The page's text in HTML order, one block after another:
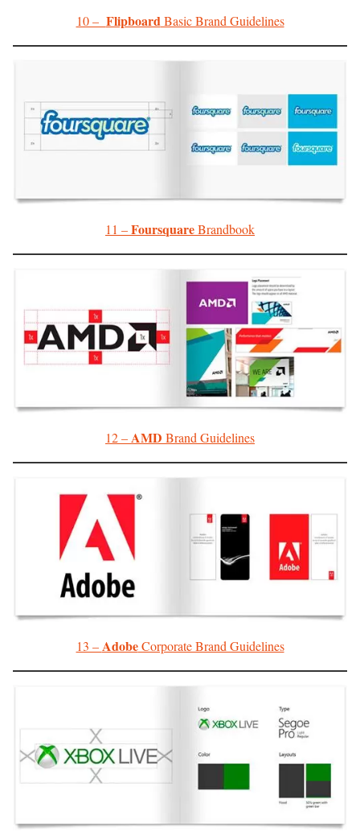
10 – Flipboard Basic Brand Guidelines
11 –FoursquareBrandbook
12 –AMD Brand Guidelines
13 –AdobeCorporate Brand Guidelines